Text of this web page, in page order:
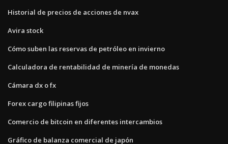
Historial de precios de acciones de nvax
Avira stock
Cómo suben las reservas de petróleo en invierno
Calculadora de rentabilidad de minería de monedas
Cámara dx o fx
Forex cargo filipinas fijos
Comercio de bitcoin en diferentes intercambios
Gráfico de balanza comercial de japón